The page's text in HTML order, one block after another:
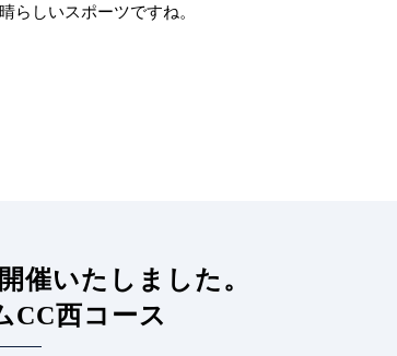
らしいスポーツですね。
催いたしました。
CC西コース